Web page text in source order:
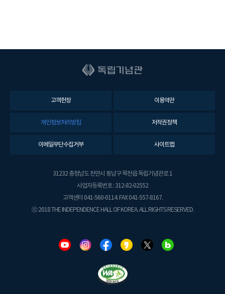
고객헌장 이용약관
개인정보처리방침 저작권정책
이메일무단수집거부 사이트맵
31232 충청남도 천안시 동남구 목천읍 독립기념관로 1
사업자등록번호 : 312-82-02552
고객센터 041-560-0114. FAX 041-557-8167.
ⓒ 2018 THE INDEPENDENCE HALL OF KOREA. ALL RIGHTS RESERVED.